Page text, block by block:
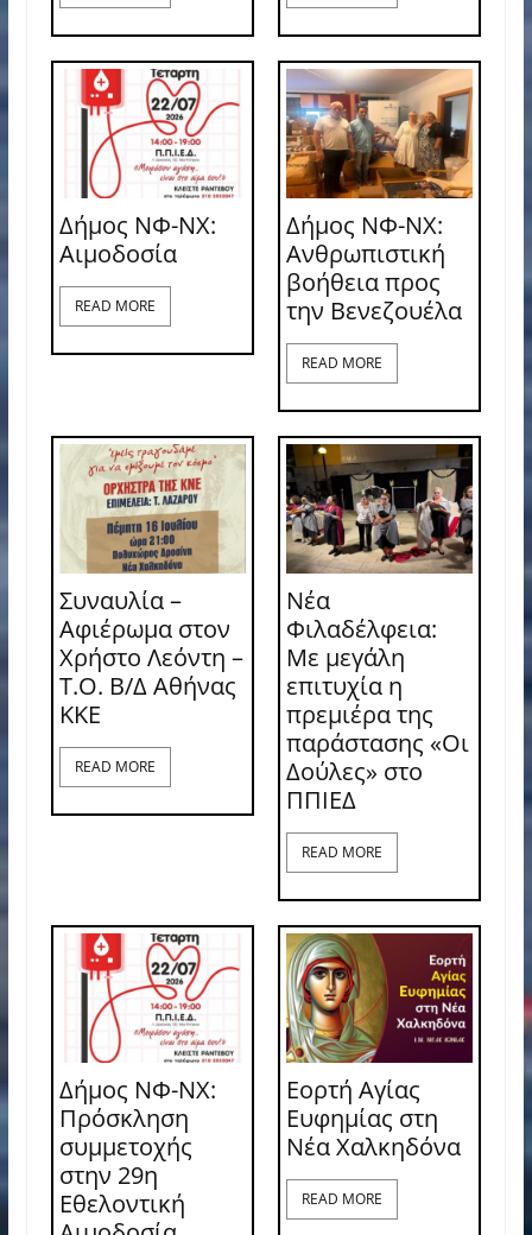
Δήμος ΝΦ-ΝΧ:
Aιμοδοσία
READ MORE
Δήμος ΝΦ-ΝΧ:
Ανθρωπιστική
βοήθεια προς
την Βενεζουέλα
READ MORE
Συναυλία –
Αφιέρωμα στον
Χρήστο Λεόντη –
Τ.Ο. Β/Δ Αθήνας
ΚΚΕ
READ MORE
Νέα
Φιλαδέλφεια:
Με μεγάλη
επιτυχία η
πρεμιέρα της
παράστασης «Οι
Δούλες» στο
ΠΠΙΕΔ
READ MORE
Δήμος ΝΦ-ΝΧ:
Πρόσκληση
συμμετοχής
στην 29η
Εθελοντική
Εορτή Αγίας
Ευφημίας στη
Νέα Χαλκηδόνα
READ MORE